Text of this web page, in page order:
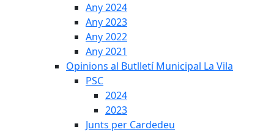
Any 2024
Any 2023
Any 2022
Any 2021
Opinions al Butlletí Municipal La Vila
PSC
2024
2023
Junts per Cardedeu